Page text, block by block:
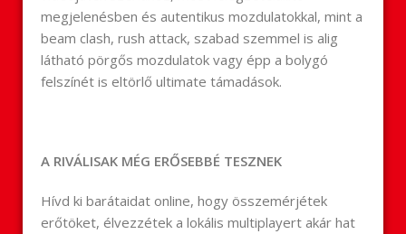
megjelenésben és autentikus mozdulatokkal, mint a
beam clash, rush attack, szabad szemmel is alig
látható pörgős mozdulatok vagy épp a bolygó
felszínét is eltörlő ultimate támadások.
A RIVÁLISAK MÉG ERŐSEBBÉ TESZNEK
Hívd ki barátaidat online, hogy összemérjétek
erőtöket, élvezzétek a lokális multiplayert akár hat